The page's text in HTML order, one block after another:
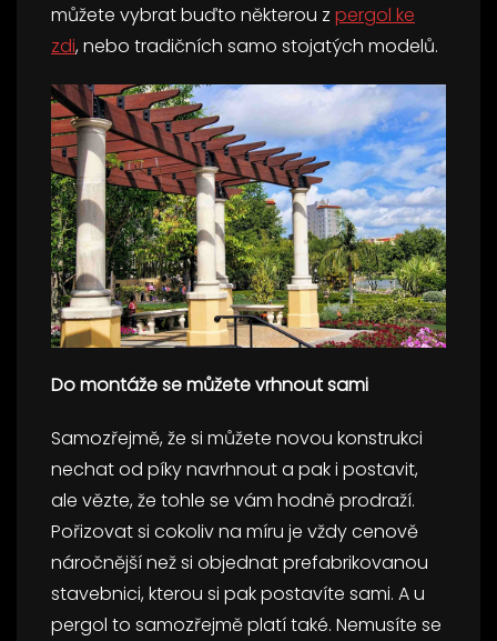
můžete vybrat buďto některou z pergol ke
zdi, nebo tradičních samo stojatých modelů.
Do montáže se můžete vrhnout sami
Samozřejmě, že si můžete novou konstrukci
nechat od píky navrhnout a pak i postavit,
ale vězte, že tohle se vám hodně prodraží.
Pořizovat si cokoliv na míru je vždy cenově
náročnější než si objednat prefabrikovanou
stavebnici, kterou si pak postavíte sami. A u
pergol to samozřejmě platí také. Nemusíte se